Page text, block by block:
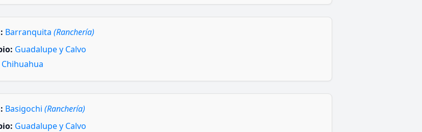
Barranquita (Ranchería)
Guadalupe y Calvo
Chihuahua
Basigochi (Ranchería)
Guadalupe y Calvo